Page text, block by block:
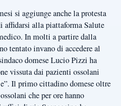
si aggiunge anche la protesta
affidarsi alla piattaforma Salute
In molti a partire dalla
tentato invano di accedere al
domese Lucio Pizzi ha
vissuta dai pazienti ossolani
Il primo cittadino domese oltre
che per ore hanno